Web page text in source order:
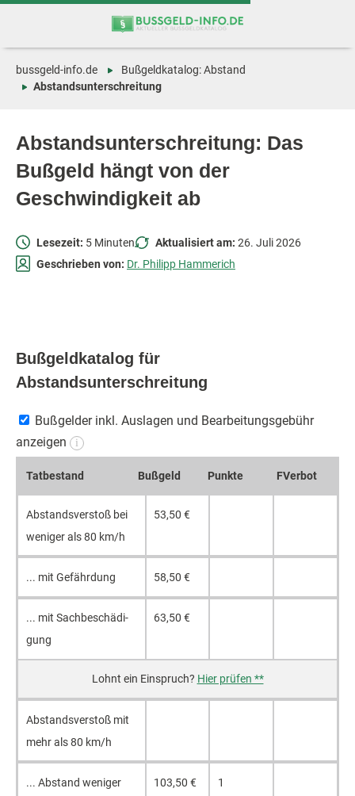
Zum
Zur
Abstandsunterschreitung: Das
Bußgeld hängt von der
Geschwindigkeit ab
bussgeld-info.de
Bußgeldkatalog: Abstand
Abstandsunterschreitung
Lesezeit: 5 Minuten Aktualisiert am: 26. Juli 2026
Geschrieben von: Dr. Philipp Hammerich
Bußgeldkatalog für
Abstandsunterschreitung
Bußgelder inkl. Auslagen und Bearbeitungsgebühr
anzeigen
i
Tat­be­stand Buß­geld Punk­te FVerbot
Ab­stands­ver­stoß bei
we­ni­ger als 80 km/h
53,50 €
... mit Ge­fähr­dung 58,50 €
... mit Sach­be­schä­di­
gung
63,50 €
Hier prüfen **
Ab­stands­ver­stoß mit
mehr als 80 km/h
... Ab­stand we­ni­ger
103,50 € 1